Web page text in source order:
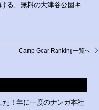
る、無料の大津谷公園キ
！年に一度のナンガ本社
Camp Gear Ranking一覧へ